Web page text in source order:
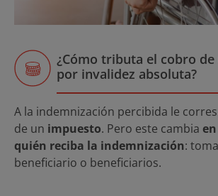
¿Cómo tributa el cobro de
por invalidez absoluta?
A la indemnización percibida le
de un impuesto. Pero este cambia
quién reciba la indemnización:
beneficiario o beneficiarios.